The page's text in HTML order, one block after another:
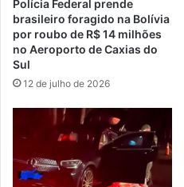
Polícia Federal prende
brasileiro foragido na Bolívia
por roubo de R$ 14 milhões
no Aeroporto de Caxias do
Sul
12 de julho de 2026